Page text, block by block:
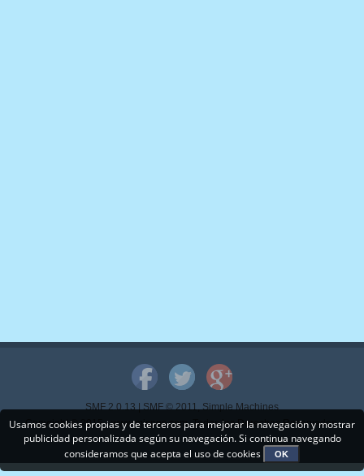
SMF 2.0.13|SMF © 2011,Simple Machines
Copyright © 2015 - www.mispps.com. Todos los Derechos Reservados.
Usamos cookies propias y de terceros para mejorar la navegación y mostrar
publicidad personalizada según su navegación. Si continua navegando
consideramos que acepta el uso de cookies
OK